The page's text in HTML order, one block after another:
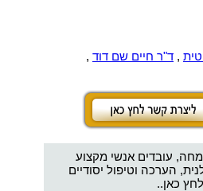
, ד"ר חיים שם דוד ,
עובדים אנשי מקצוע
הערכה וטיפול יסודיים
כאן..